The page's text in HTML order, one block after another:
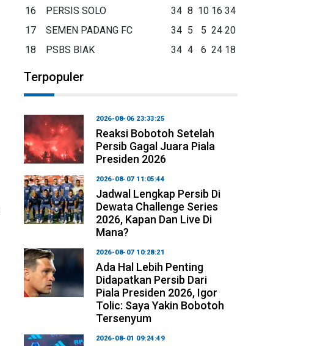
16
PERSIS SOLO 34 8 10 16 34
17
SEMEN PADANG FC 34 5 5 24 20
18
PSBS BIAK 34 4 6 24 18
Terpopuler
2026-08-06 23:33:25
Reaksi Bobotoh Setelah
Persib Gagal Juara Piala
Presiden 2026
2026-08-07 11:05:44
Jadwal Lengkap Persib Di
Dewata Challenge Series
2026, Kapan Dan Live Di
Mana?
2026-08-07 10:28:21
Ada Hal Lebih Penting
Didapatkan Persib Dari
Piala Presiden 2026, Igor
Tolic: Saya Yakin Bobotoh
Tersenyum
2026-08-01 09:24:49